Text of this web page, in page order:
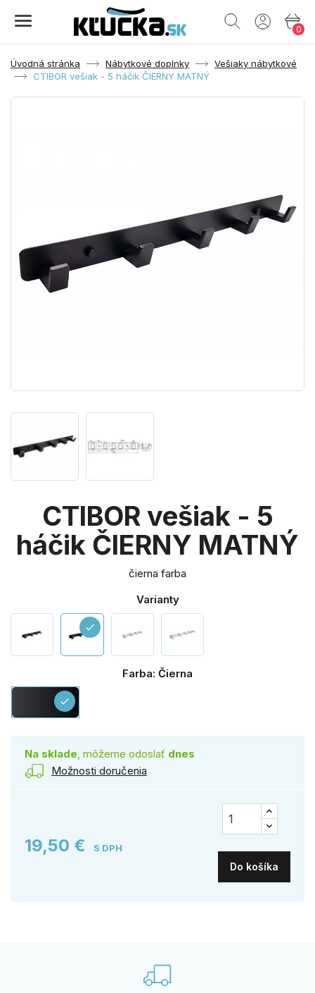
0
Úvodná stránka Nábytkové doplnky
Vešiaky nábytkové
CTIBOR vešiak - 5 háčik ČIERNY MATNÝ
CTIBOR vešiak - 5
háčik ČIERNY MATNÝ
čierna farba
Varianty
check
Farba: Čierna
Čierna
check
Na sklade, môžeme odoslať dnes
Možnosti doručenia
19,50 € S DPH
Do košíka